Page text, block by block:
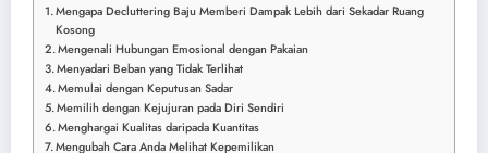
Mengapa Decluttering Baju Memberi Dampak Lebih dari Sekadar Ruang
Kosong
Mengenali Hubungan Emosional dengan Pakaian
Menyadari Beban yang Tidak Terlihat
Memulai dengan Keputusan Sadar
Memilih dengan Kejujuran pada Diri Sendiri
Menghargai Kualitas daripada Kuantitas
Mengubah Cara Anda Melihat Kepemilikan